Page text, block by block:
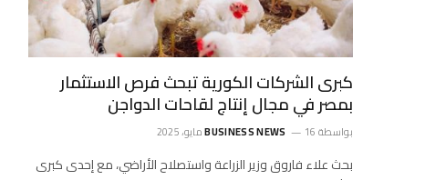
كبرى الشركات الكورية تبحث فرص الاستثمار
بمصر في مجال إنتاج لقاحات الدواجن
بواسطة BUSINESS NEWS 16 مايو، 2025
بحث علاء فاروق وزير الزراعة واستصلاح الأراضي، مع إحدى كبرى